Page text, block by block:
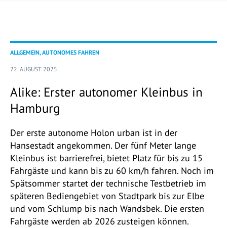
ALLGEMEIN, AUTONOMES FAHREN
22. AUGUST 2025
Alike: Erster autonomer Kleinbus in
Hamburg
Der erste autonome Holon urban ist in der
Hansestadt angekommen. Der fünf Meter lange
Kleinbus ist barrierefrei, bietet Platz für bis zu 15
Fahrgäste und kann bis zu 60 km/h fahren. Noch im
Spätsommer startet der technische Testbetrieb im
späteren Bediengebiet von Stadtpark bis zur Elbe
und vom Schlump bis nach Wandsbek. Die ersten
Fahrgäste werden ab 2026 zusteigen können.